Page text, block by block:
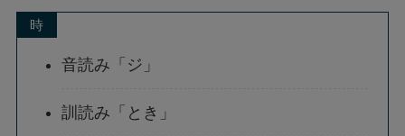
時
音読み「ジ」
訓読み「とき」